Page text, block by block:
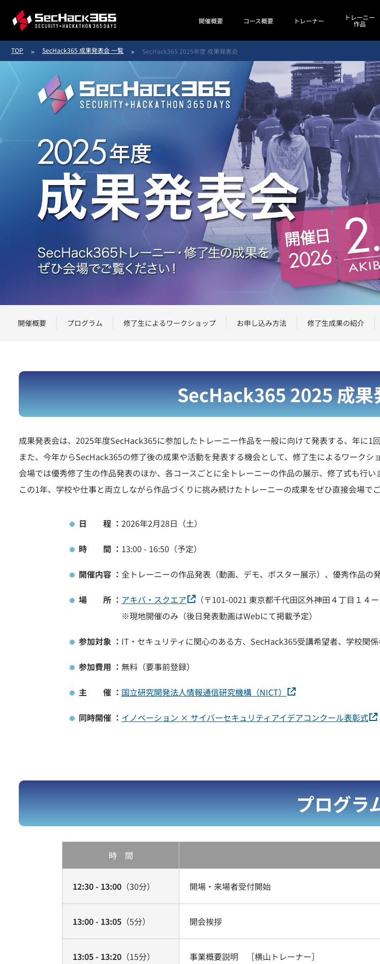
開催概要 コース概要 トレーナー トレーニー
作品
TOP SecHack365 成果発表会 一覧 SecHack365 2025年度 成果発表会
開催概要 プログラム 修了生によるワークショップ お申し込み方法 修了生成果の紹介
SecHack365 2025成果
成果発表会は、2025年度SecHack365に参加したトレーニー作品を一般に向けて発表する、年に1回
また、今年からSecHack365の修了後の成果や活動を発表する機会として、修了生によるワークシ
会場では優秀修了生の作品発表のほか、各コースごとに全トレーニーの作品の展示、修了式も行い
この1年、学校や仕事と両立しながら作品づくりに挑み続けたトレーニーの成果をぜひ直接会場でご
日 程 ： 2026年2月28日（土）
時 間 ： 13:00 - 16:50（予定）
開催内容 ： 全トレーニーの作品発表（動画、デモ、ポスター展示）、優秀作品
場 所 ： アキバ・スクエア
（〒101-0021 東京都千代田区外神田４丁目１４ー
※現地開催のみ（後日発表動画はWebにて掲載予定）
参加対象 ： IT・セキュリティに関心のある方、SecHack365受講希望者、学校関
参加費用 ： 無料（要事前登録）
主 催 ： 国立研究開発法人情報通信研究機構（NICT）
同時開催 ： イノベーション × サイバーセキュリティアイデアコンクール表彰式
プログラ
時 間
12:30 - 13:00 （30分） 開場・来場者受付開始
13:00 - 13:05 （5分） 開会挨拶
13:05 - 13:20 （15分） 事業概要説明 ［横山トレーナー］